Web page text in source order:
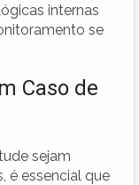
internas
se
Caso de
sejam
é essencial que